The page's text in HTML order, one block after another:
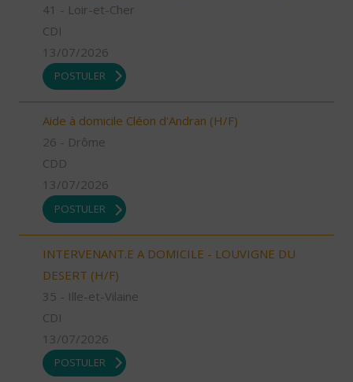
41 - Loir-et-Cher
CDI
13/07/2026
POSTULER
Aide à domicile Cléon d'Andran (H/F)
26 - Drôme
CDD
13/07/2026
POSTULER
INTERVENANT.E A DOMICILE - LOUVIGNE DU
DESERT (H/F)
35 - Ille-et-Vilaine
CDI
13/07/2026
POSTULER